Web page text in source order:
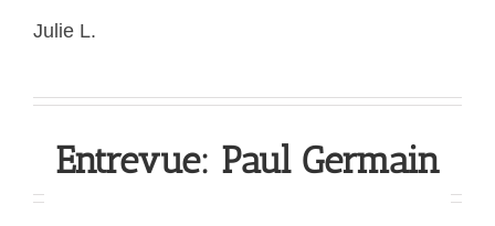
Julie L.
Entrevue: Paul Germain